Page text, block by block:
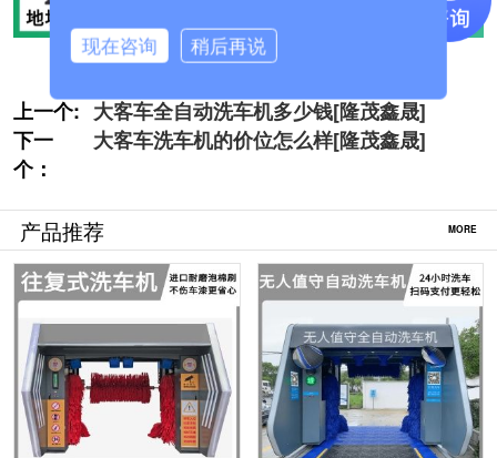
上一个: 大客车全自动洗车机多少钱[隆茂鑫晟]
下一
个：
大客车洗车机的价位怎么样[隆茂鑫晟]
产品推荐 MORE
现在咨询 稍后再说